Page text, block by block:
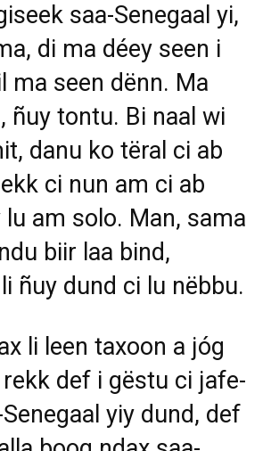
saa-Senegaal yi,
di ma déey seen i
ma seen dënn. Ma
ñuy tontu. Bi naal wi
danu ko tëral ci ab
ci nun am ci ab
lu am solo. Man, sama
biir laa bind,
ñuy dund ci lu nëbbu.
li leen taxoon a jóg
def i gëstu ci jafe-
yiy dund, def